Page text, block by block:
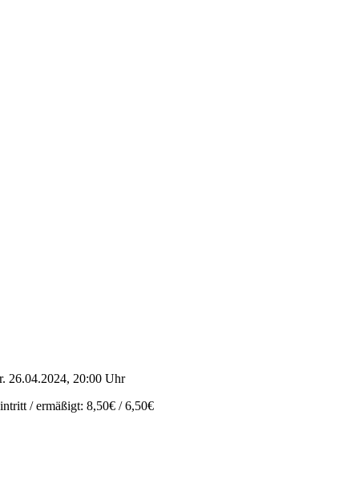
26.04.2024, 20:00 Uhr
/ ermäßigt: 8,50€ / 6,50€